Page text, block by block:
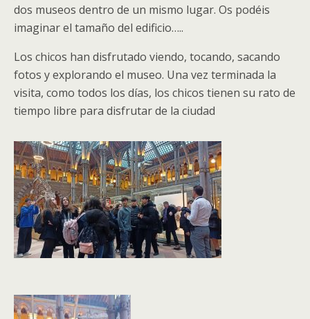
dos museos dentro de un mismo lugar. Os podéis
imaginar el tamaño del edificio…..
Los chicos han disfrutado viendo, tocando, sacando
fotos y explorando el museo. Una vez terminada la
visita, como todos los días, los chicos tienen su rato de
tiempo libre para disfrutar de la ciudad